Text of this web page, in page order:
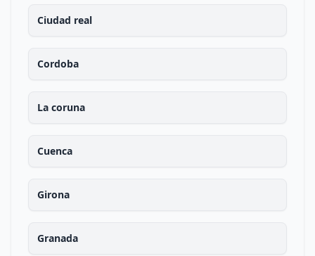
Ciudad real
Cordoba
La coruna
Cuenca
Girona
Granada